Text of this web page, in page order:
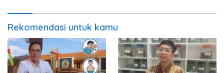
Rekomendasi untuk kamu